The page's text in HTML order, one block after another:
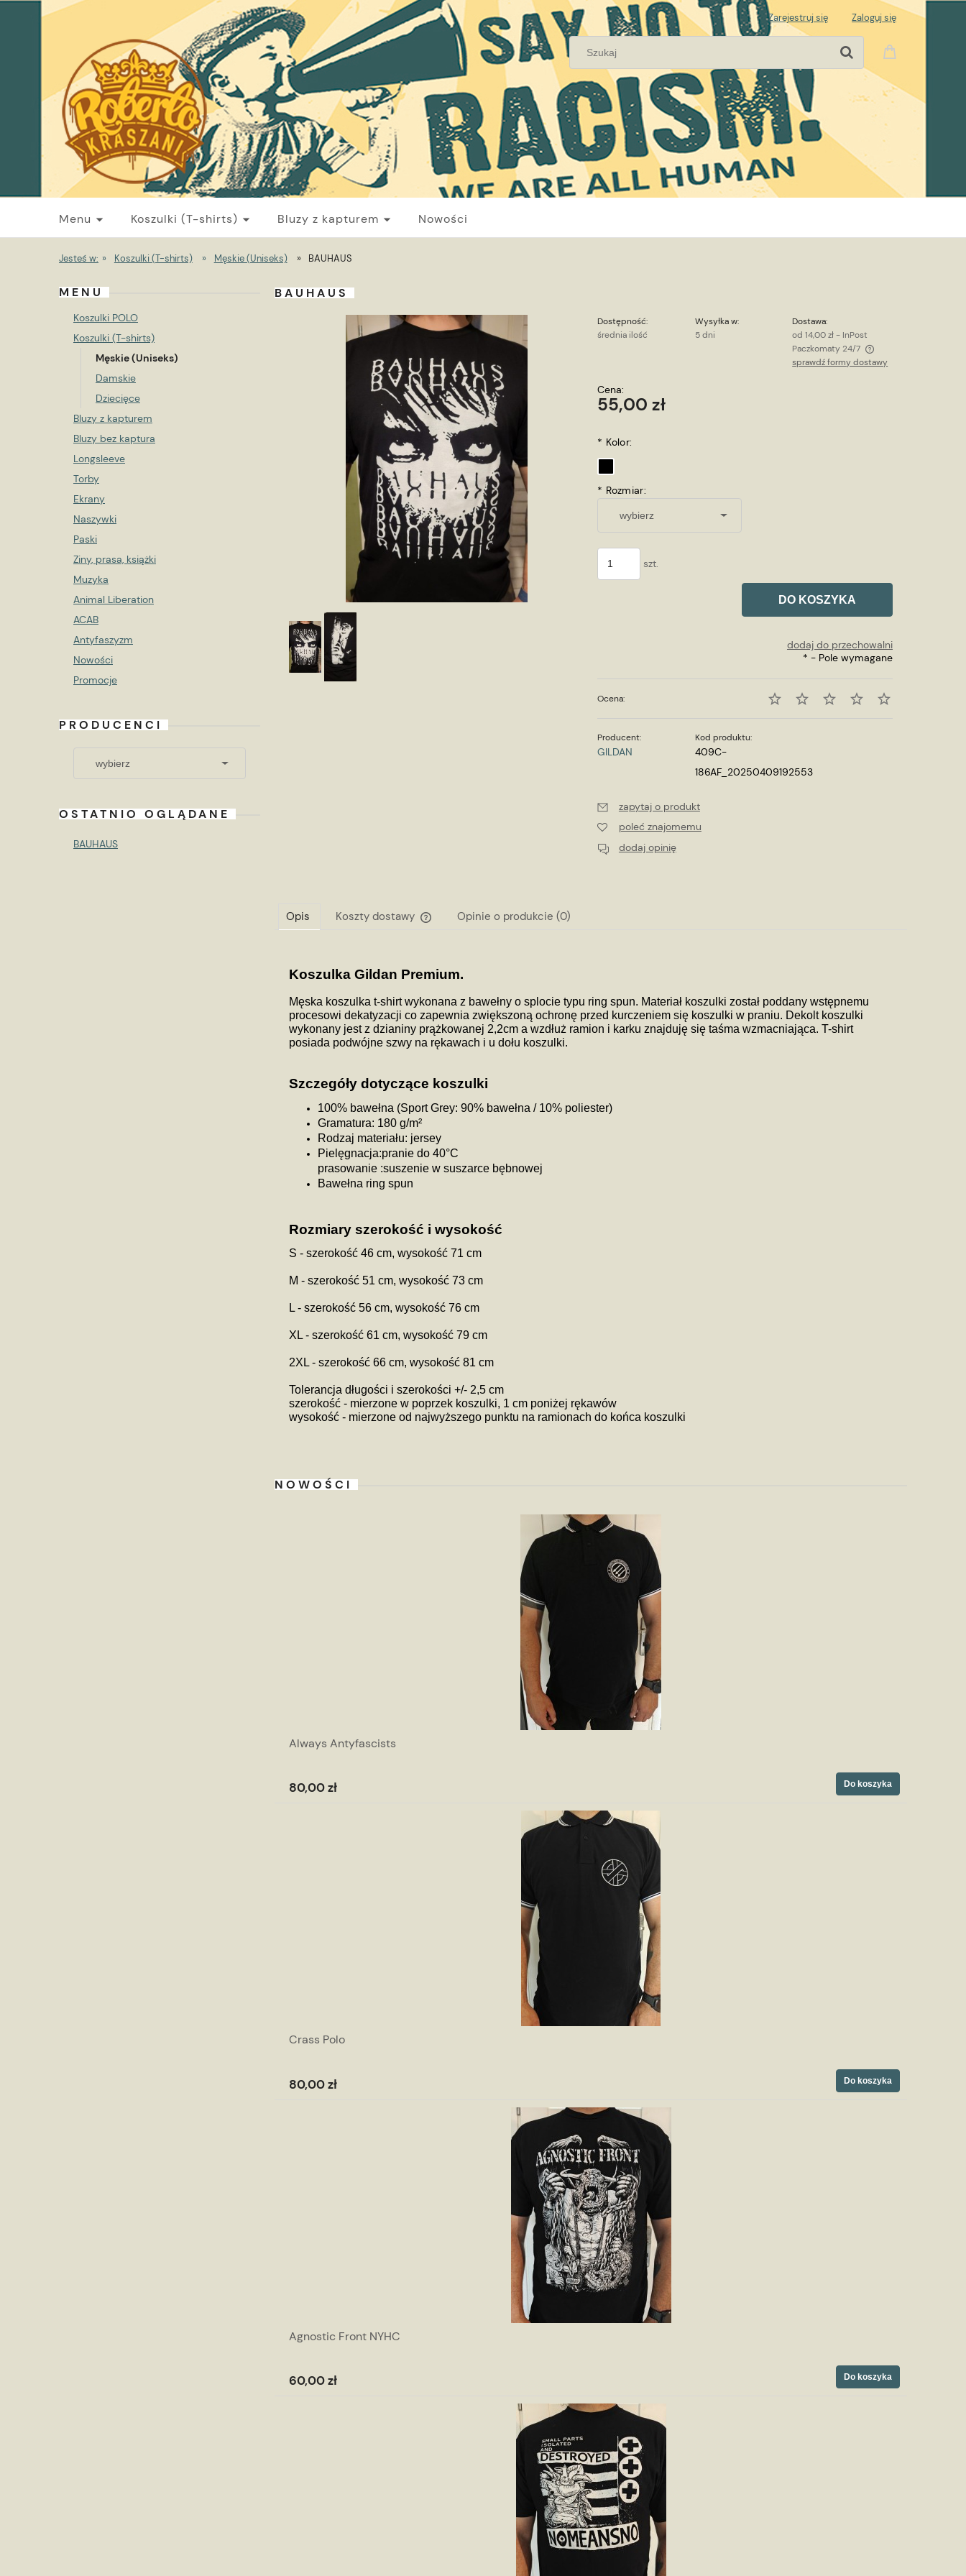
Zarejestruj się Zaloguj się
Menu Koszulki (T-shirts) Bluzy z kapturem Nowości
Jesteś w: » Koszulki (T-shirts) » Męskie (Uniseks) » BAUHAUS
MENU
Koszulki POLO
Koszulki (T-shirts)
Męskie (Uniseks)
Damskie
Dziecięce
Bluzy z kapturem
Bluzy bez kaptura
Longsleeve
Torby
Ekrany
Naszywki
Paski
Ziny, prasa, książki
Muzyka
Animal Liberation
ACAB
Antyfaszyzm
Nowości
Promocje
PRODUCENCI
OSTATNIO OGLĄDANE
BAUHAUS
BAUHAUS
Dostępność:
średnia ilość
Wysyłka w:
5 dni
Dostawa:
od 14,00 zł - InPost
Paczkomaty 24/7
sprawdź formy dostawy
Cena:
55,00 zł
* Kolor:
* Rozmiar:
szt.
DO KOSZYKA
dodaj do przechowalni
* - Pole wymagane
Ocena:
Producent:
GILDAN
Kod produktu:
409C-
186AF_20250409192553
zapytaj o produkt
poleć znajomemu
dodaj opinię
Opis Koszty dostawy
płatności
Opinie o produkcie (0)
Koszulka Gildan Premium.
Męska koszulka t-shirt wykonana z bawełny o splocie typu ring spun. Materiał koszulki został poddany wstępnemu
procesowi dekatyzacji co zapewnia zwiększoną ochronę przed kurczeniem się koszulki w praniu. Dekolt koszulki
wykonany jest z dzianiny prążkowanej 2,2cm a wzdłuż ramion i karku znajduję się taśma wzmacniająca. T-shirt
posiada podwójne szwy na rękawach i u dołu koszulki.
Szczegóły dotyczące koszulki
100% bawełna (Sport Grey: 90% bawełna / 10% poliester)
Gramatura: 180 g/m²
Rodzaj materiału: jersey
Pielęgnacja:pranie do 40°C
prasowanie :suszenie w suszarce bębnowej
Bawełna ring spun
Rozmiary szerokość i wysokość
S - szerokość 46 cm, wysokość 71 cm
M - szerokość 51 cm, wysokość 73 cm
L - szerokość 56 cm, wysokość 76 cm
XL - szerokość 61 cm, wysokość 79 cm
2XL - szerokość 66 cm, wysokość 81 cm
Tolerancja długości i szerokości +/- 2,5 cm
szerokość - mierzone w poprzek koszulki, 1 cm poniżej rękawów
wysokość - mierzone od najwyższego punktu na ramionach do końca koszulki
NOWOŚCI
Always Antyfascists
80,00 zł Do koszyka
Crass Polo
80,00 zł Do koszyka
Agnostic Front NYHC
60,00 zł Do koszyka